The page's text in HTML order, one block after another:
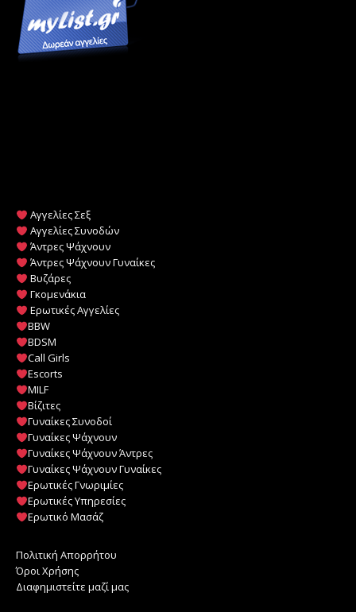
Αγγελίες Σεξ
Αγγελίες Συνοδών
Άντρες Ψάχνουν
Άντρες Ψάχνουν Γυναίκες
Βυζάρες
Γκομενάκια
Ερωτικές Αγγελίες
BBW
BDSM
Call Girls
Escorts
MILF
️Βίζιτες
Γυναίκες Συνοδοί
Γυναίκες Ψάχνουν
Γυναίκες Ψάχνουν Άντρες
Γυναίκες Ψάχνουν Γυναίκες
Ερωτικές Γνωριμίες
Ερωτικές Υπηρεσίες
Ερωτικό Μασάζ
Πολιτική Απορρήτου
Όροι Χρήσης
Διαφημιστείτε μαζί μας